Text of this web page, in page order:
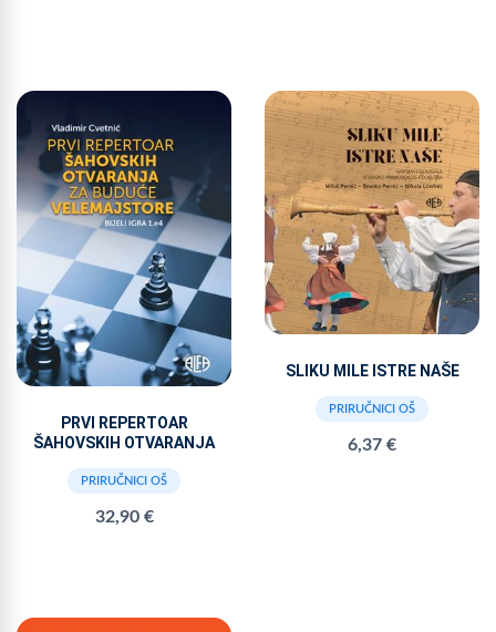
PRVI REPERTOAR
ŠAHOVSKIH OTVARANJA
PRIRUČNICI OŠ
32,90 €
SLIKU MILE ISTRE NAŠE
PRIRUČNICI OŠ
6,37 €